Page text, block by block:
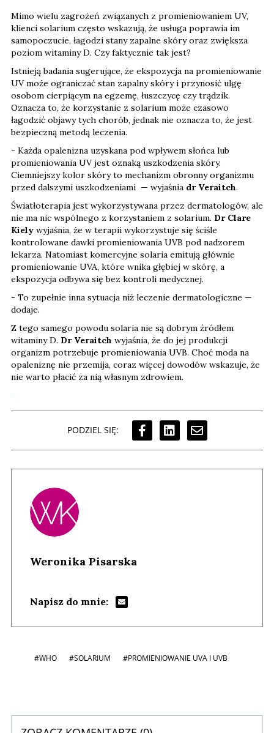
Mimo wielu zagrożeń związanych z promieniowaniem UV,
klienci solarium często wskazują, że usługa poprawia im
samopoczucie, łagodzi stany zapalne skóry oraz zwiększa
poziom witaminy D. Czy faktycznie tak jest?
Istnieją badania sugerujące, że ekspozycja na promieniowanie
UV może ograniczać stan zapalny skóry i przynosić ulgę
osobom cierpiącym na egzemę, łuszczycę czy trądzik.
Oznacza to, że korzystanie z solarium może czasowo
łagodzić objawy tych chorób, jednak nie oznacza to, że jest
bezpieczną metodą leczenia.
- Każda opalenizna uzyskana pod wpływem słońca lub
promieniowania UV jest oznaką uszkodzenia skóry.
Ciemniejszy kolor skóry to mechanizm obronny organizmu
przed dalszymi uszkodzeniami — wyjaśnia dr Veraitch.
Światłoterapia jest wykorzystywana przez dermatologów, ale
nie ma nic wspólnego z korzystaniem z solarium. Dr Clare
Kiely wyjaśnia, że w terapii wykorzystuje się ściśle
kontrolowane dawki promieniowania UVB pod nadzorem
lekarza. Natomiast komercyjne solaria emitują głównie
promieniowanie UVA, które wnika głębiej w skórę, a
ekspozycja odbywa się bez kontroli medycznej.
- To zupełnie inna sytuacja niż leczenie dermatologiczne —
dodaje.
Z tego samego powodu solaria nie są dobrym źródłem
witaminy D. Dr Veraitch wyjaśnia, że do jej produkcji
organizm potrzebuje promieniowania UVB. Choć moda na
opaleniznę nie przemija, coraz więcej dowodów wskazuje, że
nie warto płacić za nią własnym zdrowiem.
PODZIEL SIĘ:
Weronika Pisarska
Napisz do mnie:
#WHO #SOLARIUM #PROMIENIOWANIE UVA I UVB